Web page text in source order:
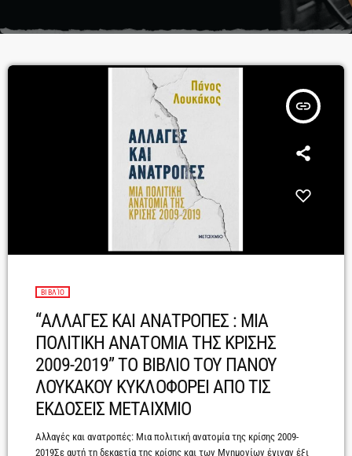
insert_link
ΒΙΒΛΊΟ
“ΑΛΛΑΓΕΣ ΚΑΙ ΑΝΑΤΡΟΠΕΣ : ΜΙΑ
ΠΟΛΙΤΙΚΗ ΑΝΑΤΟΜΙΑ ΤΗΣ ΚΡΙΣΗΣ
2009-2019” ΤΟ ΒΙΒΛΙΟ ΤΟΥ ΠΑΝΟΥ
ΛΟΥΚΑΚΟΥ ΚΥΚΛΟΦΟΡΕΙ ΑΠΟ ΤΙΣ
ΕΚΔΟΣΕΙΣ ΜΕΤΑΙΧΜΙΟ
Αλλαγές και ανατροπές: Μια πολιτική ανατομία της κρίσης 2009-
2019Σε αυτή τη δεκαετία της κρίσης και των Μνημονίων έγιναν έξι